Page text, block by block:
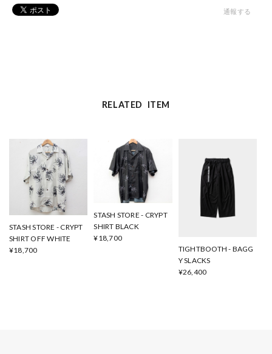
通報する
RELATED ITEM
STASH STORE - CRYPT
SHIRT OFF WHITE
¥18,700
STASH STORE - CRYPT
SHIRT BLACK
¥18,700
TIGHTBOOTH - BAGG
Y SLACKS
¥26,400